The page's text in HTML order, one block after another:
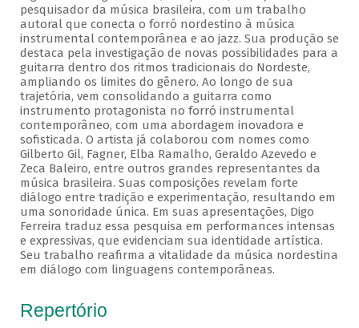
pesquisador da música brasileira, com um trabalho
autoral que conecta o forró nordestino à música
instrumental contemporânea e ao jazz. Sua produção se
destaca pela investigação de novas possibilidades para a
guitarra dentro dos ritmos tradicionais do Nordeste,
ampliando os limites do gênero. Ao longo de sua
trajetória, vem consolidando a guitarra como
instrumento protagonista no forró instrumental
contemporâneo, com uma abordagem inovadora e
sofisticada. O artista já colaborou com nomes como
Gilberto Gil, Fagner, Elba Ramalho, Geraldo Azevedo e
Zeca Baleiro, entre outros grandes representantes da
música brasileira. Suas composições revelam forte
diálogo entre tradição e experimentação, resultando em
uma sonoridade única. Em suas apresentações, Digo
Ferreira traduz essa pesquisa em performances intensas
e expressivas, que evidenciam sua identidade artística.
Seu trabalho reafirma a vitalidade da música nordestina
em diálogo com linguagens contemporâneas.
Repertório